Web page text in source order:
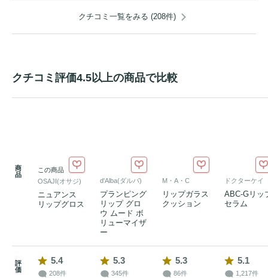
クチコミ一覧をみる (208件)
クチコミ評価4.5以上の商品で比較
商
品
この商品
OSAJI(オサジ)
ニュアンス
リップグロス
d'Alba(ダルバ)
プランピング
リップ グロ
ウ ムード ボ
リューマイザ
ー
M・A・C
リップガラス
クッション
ドクターケイ
ABC-Gリッ
セラム
評
価
5.4
208件
5.3
345件
5.3
86件
5.1
1,217件